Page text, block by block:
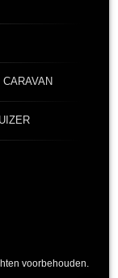
voorbehouden.